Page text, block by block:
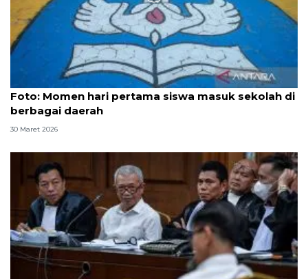
Foto: Momen hari pertama siswa masuk sekolah di
berbagai daerah
30 Maret 2026